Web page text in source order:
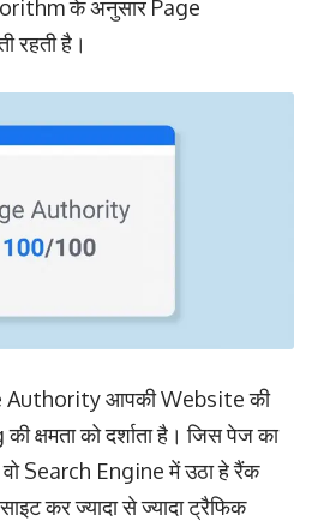
के अनुसार Page
रहती है।
Authority आपकी Website की
क्षमता को दर्शाता है। जिस पेज का
वो Search Engine में उठा हे रैंक
कर ज्यादा से ज्यादा ट्रैफिक